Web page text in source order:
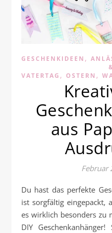
GESCHENKIDEEN ,
VATERTAG , OSTERN ,
aus
Februar
Du hast das perfekte Geschenk ausgewählt und es
ist sorgfältig eingepackt,
es wirklich besonders zu
DIY